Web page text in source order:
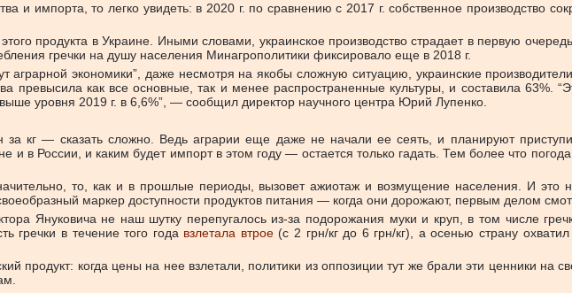
и импорта, то легко увидеть: в 2020 г. по сравнению с 2017 г. собственное производство
продукта в Украине. Иными словами, украинское производство страдает в первую
гречки на душу населения Минагрополитики фиксировало еще в 2018 г.
аграрной экономики”, даже несмотря на якобы сложную ситуацию, украинские
превысила как все основные, так и менее распространенные культуры, и составила 63%.
уровня 2019 г. в 6,6%”, — сообщил директор научного центра Юрий Лупенко.
за кг — сказать сложно. Ведь аграрии еще даже не начали ее сеять, и планируют
и в России, и каким будет импорт в этом году — остается только гадать. Тем более что
то, как и в прошлые периоды, вызовет ажиотаж и возмущение населения. И
маркер доступности продуктов питания — когда они дорожают, первым делом
Януковича не наш шутку перепугалось из-за подорожания муки и круп, в том числе
гречки в течение того года взлетала втрое(с 2 грн/кг до 6 грн/кг), а осенью страну
продукт: когда цены на нее взлетали, политики из оппозиции тут же брали эти ценники на